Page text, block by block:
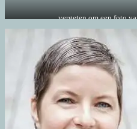
vergeten om een foto